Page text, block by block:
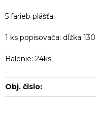
5 farieb plášťa
1 ks popisovača: dĺžka
Balenie: 24ks
Obj. čislo: